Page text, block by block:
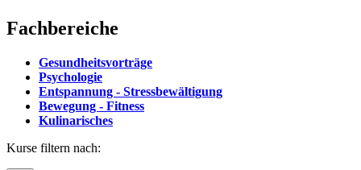
Fachbereiche
Gesundheitsvorträge
Psychologie
Entspannung - Stressbewältigung
Bewegung - Fitness
Kulinarisches
Kurse filtern nach: